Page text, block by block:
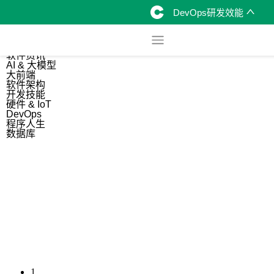
DevOps研发效能
软件资讯
AI & 大模型
大前端
软件架构
开发技能
硬件 & IoT
DevOps
程序人生
数据库
1